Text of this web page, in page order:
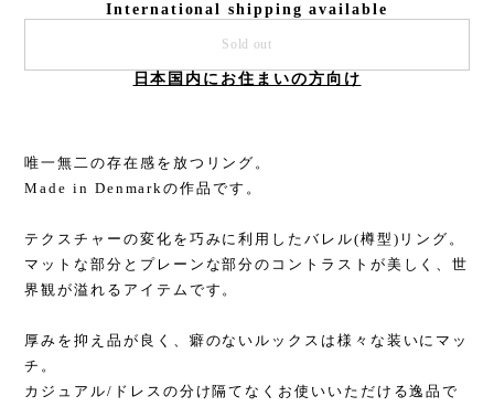
International shipping available
Sold out
日本国内にお住まいの方向け
唯一無二の存在感を放つリング。
Made in Denmarkの作品です。
テクスチャーの変化を巧みに利用したバレル(樽型)リング。
マットな部分とプレーンな部分のコントラストが美しく、世
界観が溢れるアイテムです。
厚みを抑え品が良く、癖のないルックスは様々な装いにマッ
チ。
カジュアル/ドレスの分け隔てなくお使いいただける逸品で